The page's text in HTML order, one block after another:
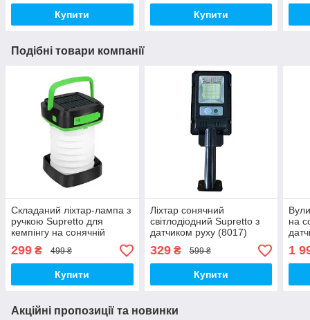
Купити Купити
Подібні товари компанії
Складаний ліхтар-лампа з
ручкою Supretto для
кемпінгу на сонячній
батареї + USB (8071)
299 ₴ 499 ₴
Купити
Ліхтар сонячний
світлодіодний Supretto з
датчиком руху (8017)
329₴ 599 ₴
Купити
на
1
Акційні пропозиції та новинки